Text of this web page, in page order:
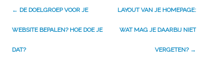
Berichtnavigatie
← DE DOELGROEP VOOR JE
WEBSITE BEPALEN? HOE DOE JE
DAT?
LAYOUT VAN JE HOMEPAGE:
WAT MAG JE DAARBIJ NIET
VERGETEN? →